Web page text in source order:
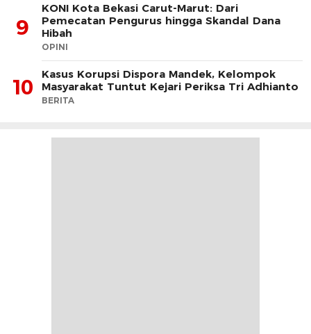
9
KONI Kota Bekasi Carut-Marut: Dari
Pemecatan Pengurus hingga Skandal Dana
Hibah
OPINI
10
Kasus Korupsi Dispora Mandek, Kelompok
Masyarakat Tuntut Kejari Periksa Tri Adhianto
BERITA